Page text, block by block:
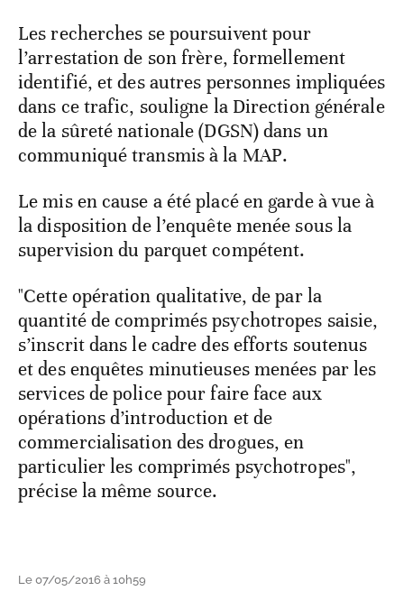
Les recherches se poursuivent pour
l’arrestation de son frère, formellement
identifié, et des autres personnes impliquées
dans ce trafic, souligne la Direction générale
de la sûreté nationale (DGSN) dans un
communiqué transmis à la MAP.
Le mis en cause a été placé en garde à vue à
la disposition de l’enquête menée sous la
supervision du parquet compétent.
"Cette opération qualitative, de par la
quantité de comprimés psychotropes saisie,
s’inscrit dans le cadre des efforts soutenus
et des enquêtes minutieuses menées par les
services de police pour faire face aux
opérations d’introduction et de
commercialisation des drogues, en
particulier les comprimés psychotropes",
précise la même source.
Le 07/05/2016 à 10h59